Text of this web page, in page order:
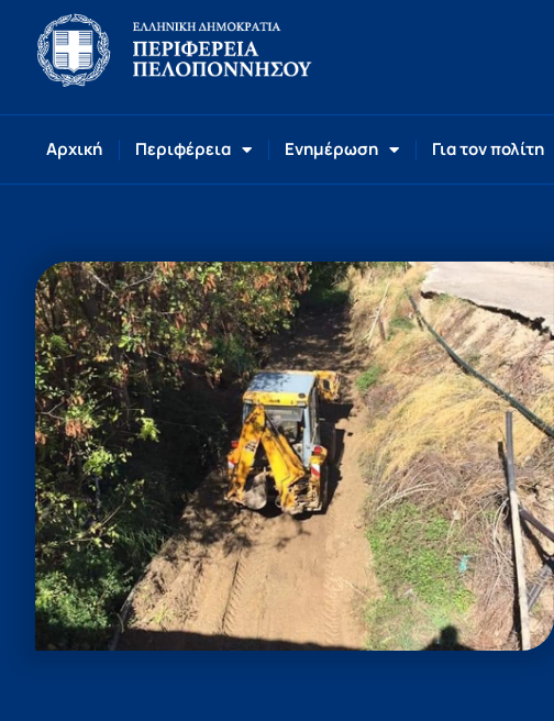
Αρχική Περιφέρεια Ενημέρωση Για τον πολίτη